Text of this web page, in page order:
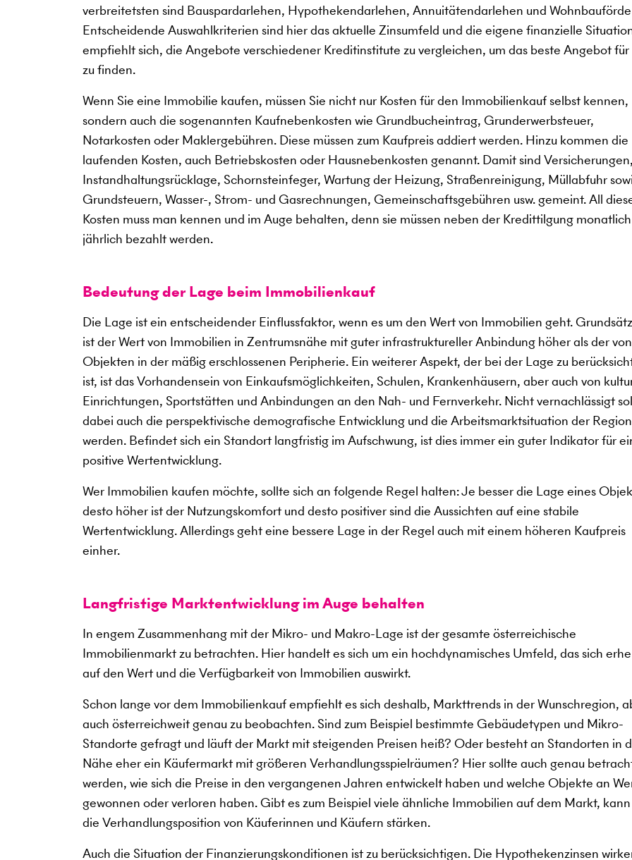
verbreitetsten sind Bauspardarlehen, Hypothekendarlehen, Annuitätendarlehen und
Entscheidende Auswahlkriterien sind hier das aktuelle Zinsumfeld und die eigene finanzielle
empfiehlt sich, die Angebote verschiedener Kreditinstitute zu vergleichen, um das beste Angebot für
zu finden.
Wenn Sie eine Immobilie kaufen, müssen Sie nicht nur Kosten für den Immobilienkauf selbst kennen,
sondern auch die sogenannten Kaufnebenkosten wie Grundbucheintrag, Grunderwerbsteuer,
Notarkosten oder Maklergebühren. Diese müssen zum Kaufpreis addiert werden. Hinzu kommen die
laufenden Kosten, auch Betriebskosten oder Hausnebenkosten genannt. Damit sind
Instandhaltungsrücklage, Schornsteinfeger, Wartung der Heizung, Straßenreinigung, Müllabfuhr
Grundsteuern, Wasser-, Strom- und Gasrechnungen, Gemeinschaftsgebühren usw. gemeint. All
Kosten muss man kennen und im Auge behalten, denn sie müssen neben der Kredittilgung
jährlich bezahlt werden.
Bedeutung der Lage beim Immobilienkauf
Die Lage ist ein entscheidender Einflussfaktor, wenn es um den Wert von Immobilien geht.
ist der Wert von Immobilien in Zentrumsnähe mit guter infrastruktureller Anbindung höher als der von
Objekten in der mäßig erschlossenen Peripherie. Ein weiterer Aspekt, der bei der Lage zu
ist, ist das Vorhandensein von Einkaufsmöglichkeiten, Schulen, Krankenhäusern, aber auch von
Einrichtungen, Sportstätten und Anbindungen an den Nah- und Fernverkehr. Nicht vernachlässigt
dabei auch die perspektivische demografische Entwicklung und die Arbeitsmarktsituation der Region
werden. Befindet sich ein Standort langfristig im Aufschwung, ist dies immer ein guter Indikator für
positive Wertentwicklung.
Wer Immobilien kaufen möchte, sollte sich an folgende Regel halten: Je besser die Lage eines
desto höher ist der Nutzungskomfort und desto positiver sind die Aussichten auf eine stabile
Wertentwicklung. Allerdings geht eine bessere Lage in der Regel auch mit einem höheren Kaufpreis
einher.
Langfristige Marktentwicklung im Auge behalten
In engem Zusammenhang mit der Mikro- und Makro-Lage ist der gesamte österreichische
Immobilienmarkt zu betrachten. Hier handelt es sich um ein hochdynamisches Umfeld, das sich
auf den Wert und die Verfügbarkeit von Immobilien auswirkt.
Schon lange vor dem Immobilienkauf empfiehlt es sich deshalb, Markttrends in der Wunschregion,
auch österreichweit genau zu beobachten. Sind zum Beispiel bestimmte Gebäudetypen und Mikro-
Standorte gefragt und läuft der Markt mit steigenden Preisen heiß? Oder besteht an Standorten in
Nähe eher ein Käufermarkt mit größeren Verhandlungsspielräumen? Hier sollte auch genau
werden, wie sich die Preise in den vergangenen Jahren entwickelt haben und welche Objekte an
gewonnen oder verloren haben. Gibt es zum Beispiel viele ähnliche Immobilien auf dem Markt,
die Verhandlungsposition von Käuferinnen und Käufern stärken.
Auch die Situation der Finanzierungskonditionen ist zu berücksichtigen. Die Hypothekenzinsen